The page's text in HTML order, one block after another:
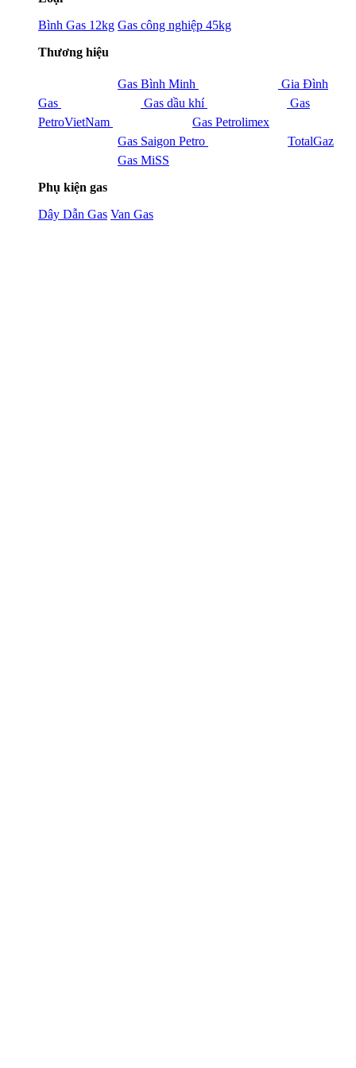
Bình Gas 12kg Gas công nghiệp 45kg
Thương hiệu
Gas Bình Minh
Gia Đình
Gas
Gas dầu khí
Gas
PetroVietNam
Gas Petrolimex
Gas Saigon Petro
TotalGaz
Gas MiSS
Phụ kiện gas
Dây Dẫn Gas Van Gas